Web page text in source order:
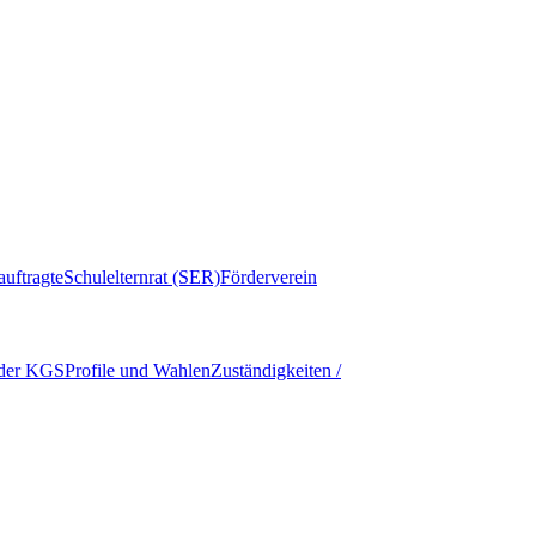
Schulelternrat (SER)Förderverein
KGSProfile und WahlenZuständigkeiten /